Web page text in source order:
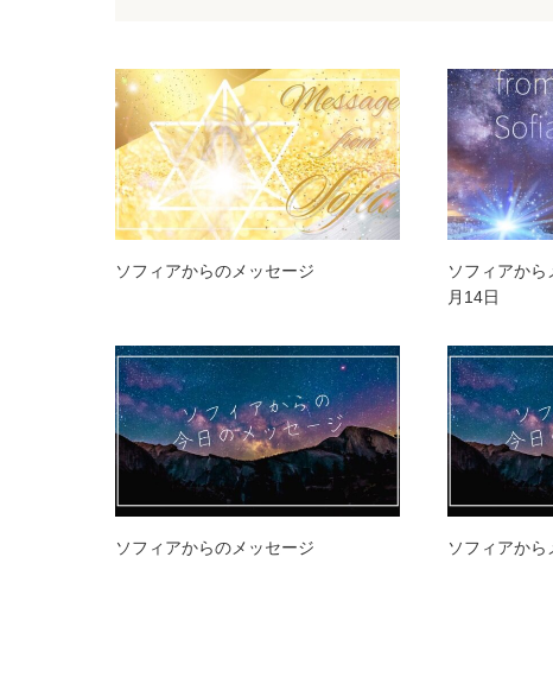
ソフィアからのメッセージ
ソフィアか
月14日
ソフィアからのメッセージ ソフィアから